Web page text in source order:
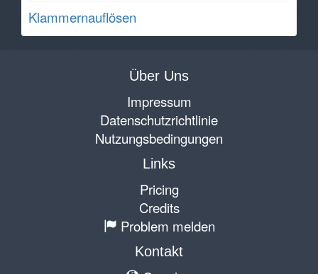
Klammernauflösen
Über Uns
Impressum
Datenschutzrichtlinie
Nutzungsbedingungen
Links
Pricing
Credits
Problem melden
Kontakt